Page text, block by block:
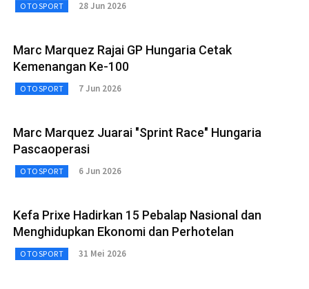
OTOSPORT 28 Jun 2026
Marc Marquez Rajai GP Hungaria Cetak
Kemenangan Ke-100
OTOSPORT 7 Jun 2026
Marc Marquez Juarai "Sprint Race" Hungaria
Pascaoperasi
OTOSPORT 6 Jun 2026
Kefa Prixe Hadirkan 15 Pebalap Nasional dan
Menghidupkan Ekonomi dan Perhotelan
OTOSPORT 31 Mei 2026